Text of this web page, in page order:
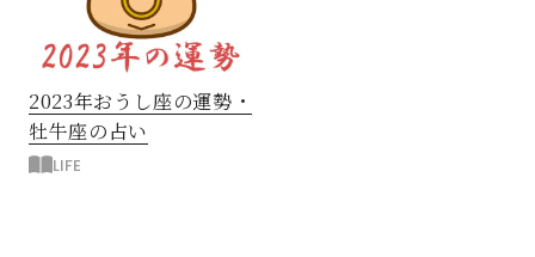
2023年おうし座の運勢・
牡牛座の占い
LIFE